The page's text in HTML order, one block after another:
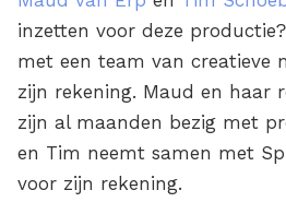
inzetten voor deze
met een team van creatieve
zijn rekening. Maud en haar
zijn al maanden bezig met
en Tim neemt samen met
voor zijn rekening.